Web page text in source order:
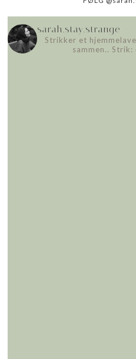
sarah.stay.strange
Strikker et
sammen.. Strik: